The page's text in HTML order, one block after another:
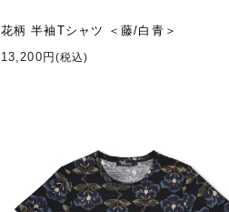
花柄 半袖Tシャツ ＜藤/白青＞
13,200円 (税込)